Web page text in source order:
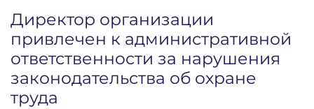
Директор организации
привлечен к административной
ответственности за нарушения
законодательства об охране
труда